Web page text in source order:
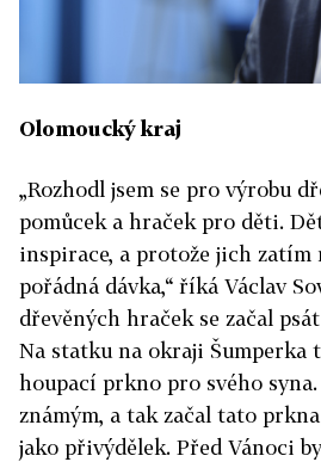
Olomoucký kraj
„Rozhodl jsem se pro výrobu
pomůcek a hraček pro děti.
inspirace, a protože jich zatím
pořádná dávka,“ říká Václav
dřevěných hraček se začal
Na statku na okraji Šumperka
houpací prkno pro svého
známým, a tak začal tato
jako přivýdělek. Před Vánoci